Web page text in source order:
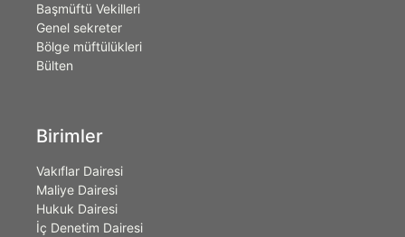
Başmüftü Vekilleri
Genel sekreter
Bölge müftülükleri
Bülten
Birimler
Vakıflar Dairesi
Maliye Dairesi
Hukuk Dairesi
İç Denetim Dairesi